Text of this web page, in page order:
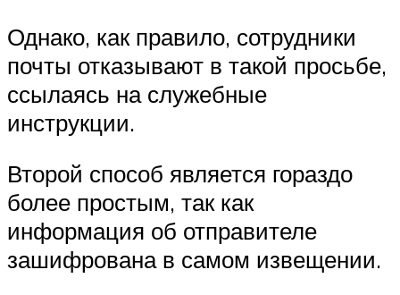
Однако, как правило, сотрудники
почты отказывают в такой просьбе,
ссылаясь на служебные
инструкции.
Второй способ является гораздо
более простым, так как
информация об отправителе
зашифрована в самом извещении.